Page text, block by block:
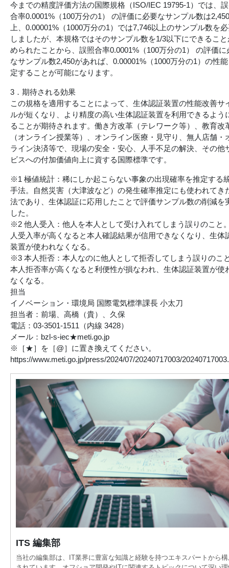
今までの精度評価方法の国際規格（ISO/IEC 19795-1）では、
合率0.0001%（100万分の1） の評価に必要なサンプル数は
上、0.00001%（1000万分の1）では7,746以上のサンプル数を
しましたが、本規格ではそのサンプル数を1/3以下にできるこ
められたことから、誤照合率0.0001%（100万分の1） の評価に
なサンプル数2,450があれば、0.00001%（1000万分の1）の性
定することが可能になります。
3．期待される効果
この規格を適用することによって、生体認証装置の性能改善サ
ルが短くなり、より精度の高い生体認証装置を利用できるよう
ることが期待されます。働き方改革（テレワーク等）、教育改
（オンライン授業等）、オンライン医療・見守り、無人店舗・
ライン決済等で、現場の安全・安心、人手不足の解決、その他
ビスへの付加価値向上に資する国際標準です。
※1 極値統計：稀にしか起こらない事象の出現確率を推定する
手法。自然災害（大津波など）の発生確率推定にも使われてき
法であり、生体認証に応用したことで評価サンプル数の削減を
した。
※2 他人受入：他人を本人として受け入れてしまう誤りのこと
人受入率が高くなると本人確認結果が信用できなくなり、生体
装置が使われなくなる。
※3 本人拒否：本人なのに他人として拒否してしまう誤りのこ
本人拒否率が高くなると利便性が損なわれ、生体認証装置が使
なくなる。
担当
イノベーション・環境局 国際電気標準課長 小太刀
担当者：前場、高橋（貴）、久保
電話：03-3501-1511（内線 3428）
メール：bzl-s-iec★meti.go.jp
※［★］を［@］に置き換えてください。
https://www.meti.go.jp/press/2024/07/20240717003/
ITS 編集部
当社の編集部は、IT業界に豊富な知識と経験を持つエキスパートから